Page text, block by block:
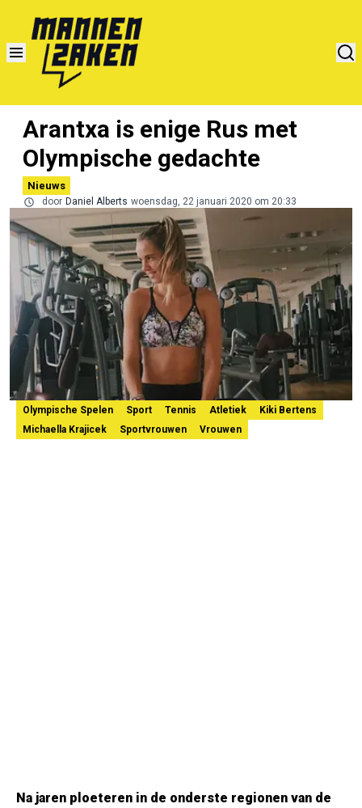
Arantxa is enige Rus met
Olympische gedachte
Nieuws
door Daniel Alberts woensdag, 22 januari 2020 om 20:33
Olympische Spelen Sport Tennis Atletiek
Kiki Bertens
Michaella Krajicek
Sportvrouwen Vrouwen
Na jaren ploeteren in de onderste regionen van de